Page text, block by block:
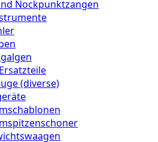
Nockpunktzangen
(diverse)